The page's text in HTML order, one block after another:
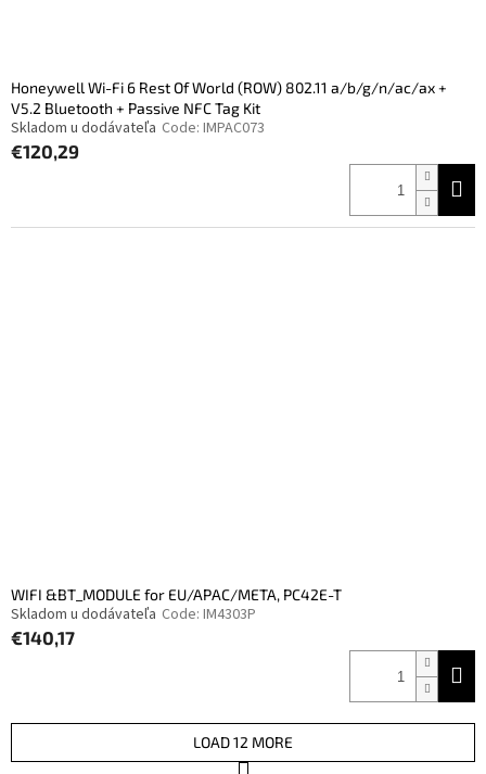
Honeywell Wi-Fi 6 Rest Of World (ROW) 802.11 a/b/g/n/ac/ax +
V5.2 Bluetooth + Passive NFC Tag Kit
Skladom u dodávateľa Code: IMPAC073
€120,29
WIFI &BT_MODULE for EU/APAC/META, PC42E-T
Skladom u dodávateľa Code: IM4303P
€140,17
LOAD 12 MORE